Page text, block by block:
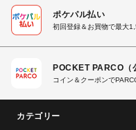
ポケパル払い
初回登録＆お買物で最大
POCKET PARCO（
コイン＆クーポンで
カテゴリー